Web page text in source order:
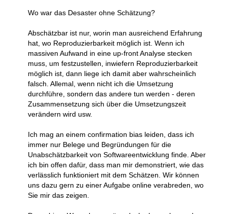
Wo war das Desaster ohne Schätzung?
Abschätzbar ist nur, worin man ausreichend Erfahrung
hat, wo Reproduzierbarkeit möglich ist. Wenn ich
massiven Aufwand in eine up-front Analyse stecken
muss, um festzustellen, inwiefern Reproduzierbarkeit
möglich ist, dann liege ich damit aber wahrscheinlich
falsch. Allemal, wenn nicht ich die Umsetzung
durchführe, sondern das andere tun werden - deren
Zusammensetzung sich über die Umsetzungszeit
verändern wird usw.
Ich mag an einem confirmation bias leiden, dass ich
immer nur Belege und Begründungen für die
Unabschätzbarkeit von Softwareentwicklung finde. Aber
ich bin offen dafür, dass man mir demonstriert, wie das
verlässlich funktioniert mit dem Schätzen. Wir können
uns dazu gern zu einer Aufgabe online verabreden, wo
Sie mir das zeigen.